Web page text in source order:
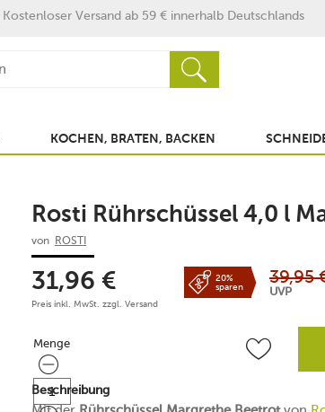
Kostenloser Versand ab 59 € innerhalb Deutschlands
KOCHEN, BRATEN, BACKEN
Rosti Rührschüssel 4,0 l
von ROSTI
31,96 €
Preis inkl. MwSt. zzgl. Versand
20%
sparen
39,95
UVP
Menge
Menge
Beschreibung